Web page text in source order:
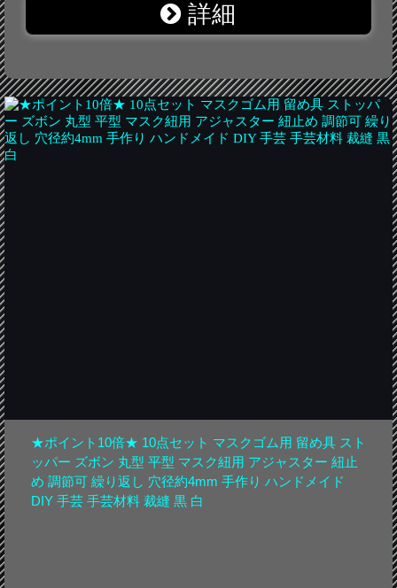
詳細
★ポイント10倍★ 10点セット マスクゴム用 留め具 スト
ッパー ズボン 丸型 平型 マスク紐用 アジャスター 紐止
め 調節可 繰り返し 穴径約4mm 手作り ハンドメイド
DIY 手芸 手芸材料 裁縫 黒 白